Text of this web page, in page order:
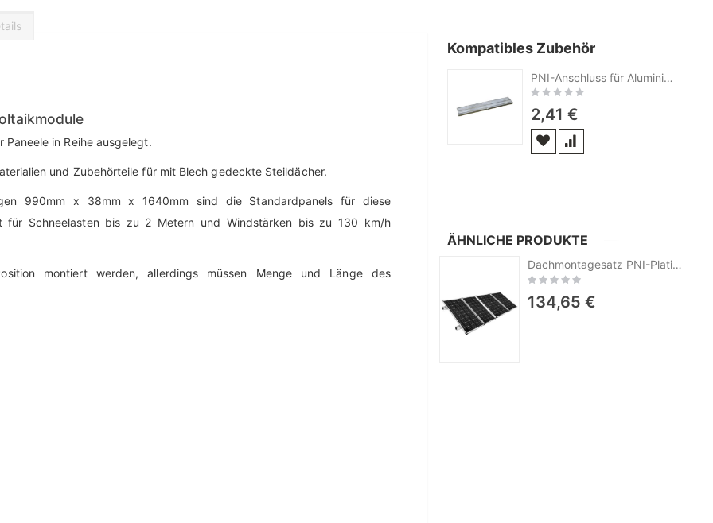
in Reihe ausgelegt.
und Zubehörteile für mit Blech gedeckte Steildächer.
990mm x 38mm x 1640mm sind die Standardpanels für diese
für Schneelasten bis zu 2 Metern und Windstärken bis zu 130 km/h
montiert werden, allerdings müssen Menge und Länge des
Kompatibles Zubehör
PNI-Anschluss für Aluminiumprofil für Fotovoltaik-Einbausatz
Rating:
2,41 €
ÄHNLICHE PRODUKTE
Dachmontagesatz PNI-Platine für 4 Photovoltaik-Module
Rating:
134,65 €